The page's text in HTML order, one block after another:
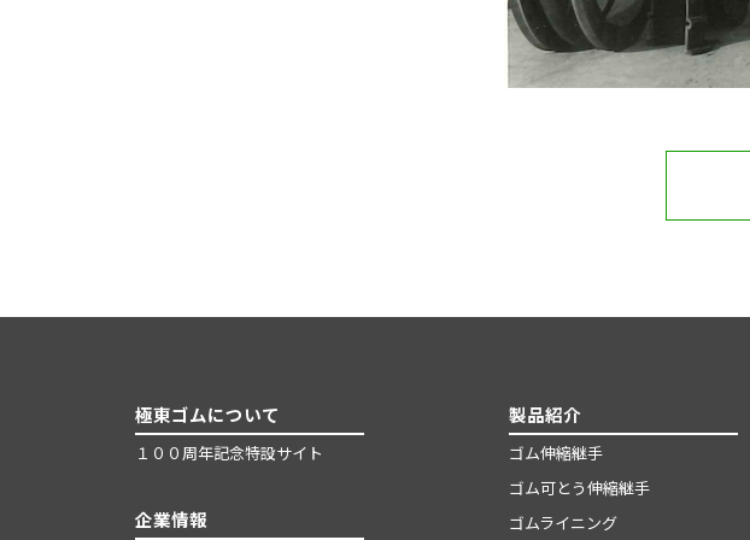
極東ゴムについて
１００周年記念特設サイト
企業情報
製品紹介
ゴム伸縮継手
ゴム可とう伸縮継手
ゴムライニング